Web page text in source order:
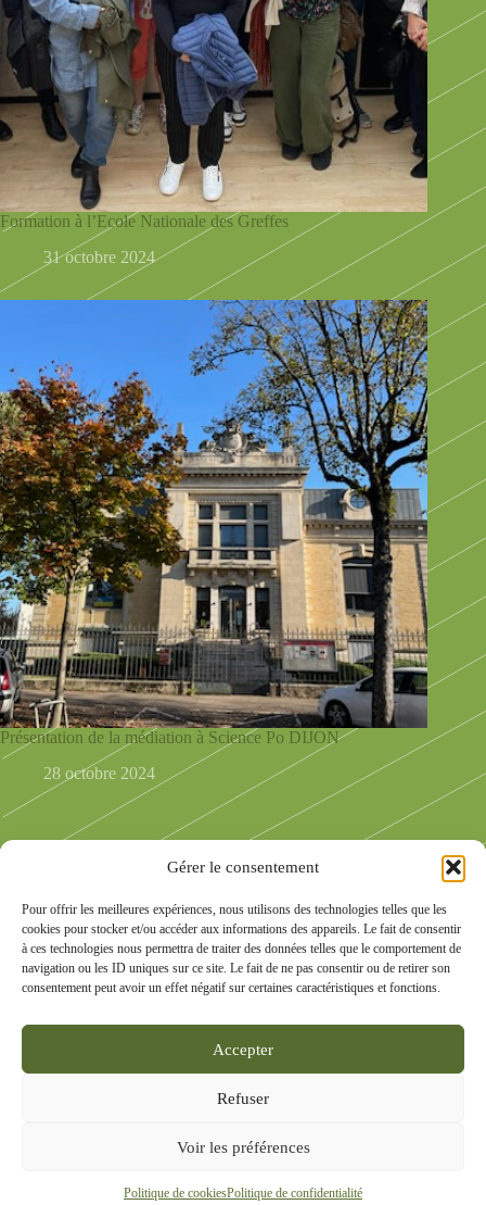
Gérer le consentement
Pour offrir les meilleures expériences, nous utilisons des technologies telles que les
cookies pour stocker et/ou accéder aux informations des appareils. Le fait de consentir
à ces technologies nous permettra de traiter des données telles que le comportement de
navigation ou les ID uniques sur ce site. Le fait de ne pas consentir ou de retirer son
consentement peut avoir un effet négatif sur certaines caractéristiques et fonctions.
Accepter
Refuser
Voir les préférences
Politique de cookiesPolitique de confidentialité
Formation à l’Ecole Nationale des Greffes
31 octobre 2024
Présentation de la médiation à Science Po DIJON
28 octobre 2024
Comté et d'ailleurs sur les réseaux :
Contactez-nous
Mentions légales
Copyright © 2026 - Thème WordPress parMon Univers